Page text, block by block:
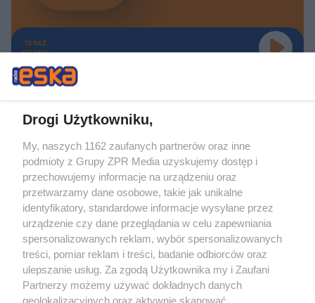
TERAZ
GRAMY
Żaden utwór zamieszczony w serwisie nie może być powielany i
rozpowszechniany lub dalej rozpowszechniany w jakikolwiek sposób (w
tym także elektroniczny lub mechaniczny) na jakimkolwiek polu
eksploatacji w jakiejkolwiek formie, włącznie z umieszczaniem w Internecie
bez pisemnej zgody właściciela praw. Jakiekolwiek użycie lub
wykorzystanie utworów w całości lub w części z naruszeniem prawa, tzn.
bez właściwej zgody, jest zabronione pod groźbą kary i może być ścigane
prawnie.
Drogi Użytkowniku,
My, naszych 1162 zaufanych partnerów oraz inne
podmioty z Grupy ZPR Media uzyskujemy dostęp i
przechowujemy informacje na urządzeniu oraz
przetwarzamy dane osobowe, takie jak unikalne
identyfikatory, standardowe informacje wysyłane przez
urządzenie czy dane przeglądania w celu zapewniania
spersonalizowanych reklam, wybór spersonalizowanych
treści, pomiar reklam i treści, badanie odbiorców oraz
ulepszanie usług. Za zgodą Użytkownika my i Zaufani
Partnerzy możemy używać dokładnych danych
geolokalizacyjnych oraz aktywnie skanować